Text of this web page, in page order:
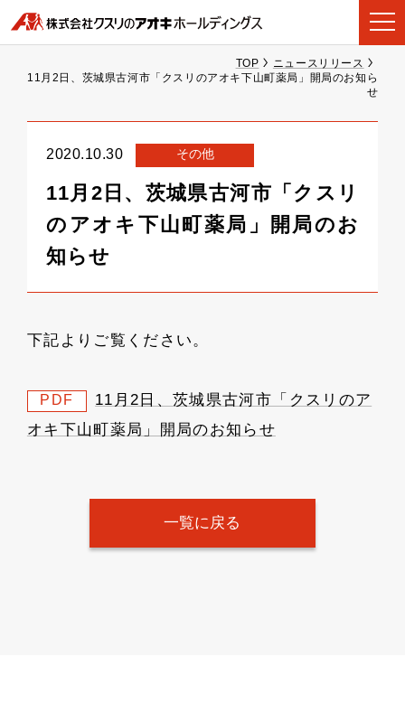
TOP
ニュースリリース
11月2日、茨城県古河市「クスリのアオキ下山町薬局」開局のお知ら
せ
2020.10.30 その他
11月2日、茨城県古河市「クスリ
のアオキ下山町薬局」開局のお
知らせ
下記よりご覧ください。
PDF
11月2日、茨城県古河市「クスリのア
オキ下山町薬局」開局のお知らせ
一覧に戻る